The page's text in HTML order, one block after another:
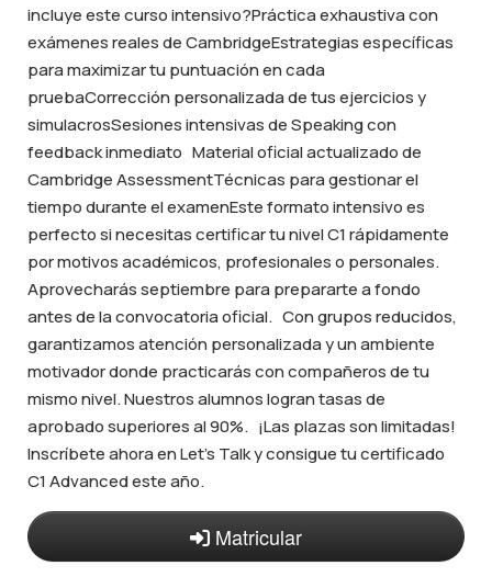
incluye este curso intensivo?Práctica exhaustiva con
exámenes reales de CambridgeEstrategias específicas
para maximizar tu puntuación en cada
pruebaCorrección personalizada de tus ejercicios y
simulacrosSesiones intensivas de Speaking con
feedback inmediato Material oficial actualizado de
Cambridge AssessmentTécnicas para gestionar el
tiempo durante el examenEste formato intensivo es
perfecto si necesitas certificar tu nivel C1 rápidamente
por motivos académicos, profesionales o personales.
Aprovecharás septiembre para prepararte a fondo
antes de la convocatoria oficial. Con grupos reducidos,
garantizamos atención personalizada y un ambiente
motivador donde practicarás con compañeros de tu
mismo nivel. Nuestros alumnos logran tasas de
aprobado superiores al 90%. ¡Las plazas son limitadas!
Inscríbete ahora en Let's Talk y consigue tu certificado
C1 Advanced este año.
Matricular